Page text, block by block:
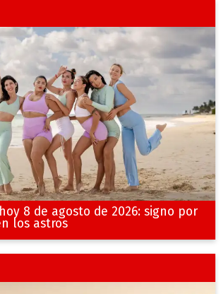
8 de agosto de 2026: signo por
los astros